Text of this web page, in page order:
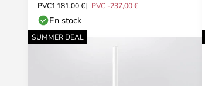
PVC1 181,00 € PVC -237,00 €
En stock
SUMMER DEAL